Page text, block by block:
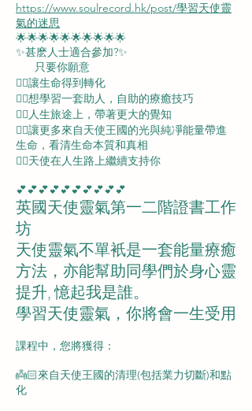
​https://www.soulrecord.hk/post/學習天使靈
氣的迷思​​
🌟🌟🌟🌟🌟🌟🌟🌟🌟🌟
✨甚麽人士適合參加?✨
只要你願意
👉🏻讓生命得到轉化
👉🏻想學習一套助人，自助的療癒技巧
👉🏻人生旅途上，帶著更大的覺知
👉🏻讓更多來自天使王國的光與純凈能量帶進
生命，看清生命本質和真相
👉🏻天使在人生路上繼續支持你
💕💕💕💕💕💕💕💕💕💕
英國天使靈氣第一二階證書工作
坊
天使靈氣不單衹是一套能量療癒
方法，亦能幫助同學們於身心靈
提升, 憶起我是誰。
學習天使靈氣，你將會一生受用
課程中，您將獲得：
👼🏻來自天使王國的清理(包括業力切斷)和點
化